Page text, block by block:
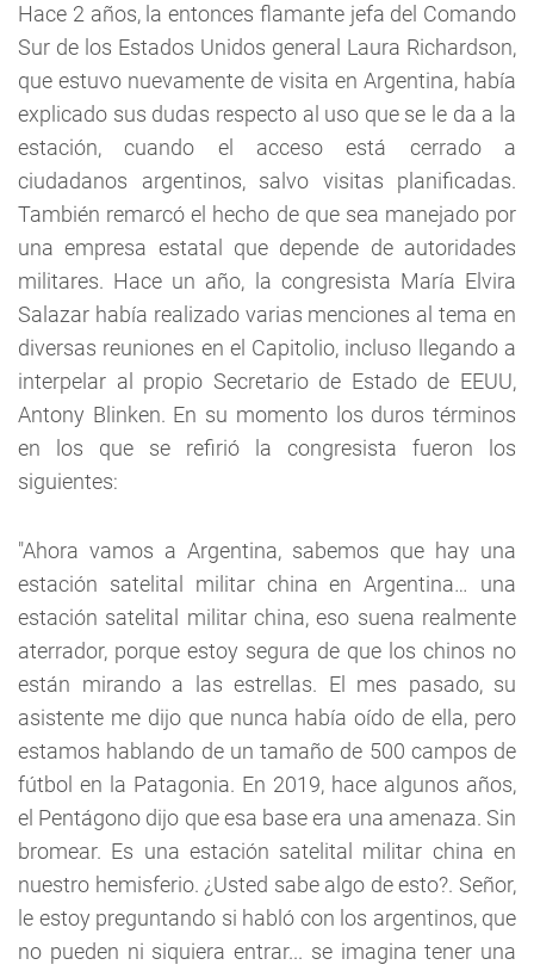
Hace 2 años, la entonces flamante jefa del Comando
Sur de los Estados Unidos general Laura Richardson,
que estuvo nuevamente de visita en Argentina, había
explicado sus dudas respecto al uso que se le da a la
estación, cuando el acceso está cerrado a
ciudadanos argentinos, salvo visitas planificadas.
También remarcó el hecho de que sea manejado por
una empresa estatal que depende de autoridades
militares. Hace un año, la congresista María Elvira
Salazar había realizado varias menciones al tema en
diversas reuniones en el Capitolio, incluso llegando a
interpelar al propio Secretario de Estado de EEUU,
Antony Blinken. En su momento los duros términos
en los que se refirió la congresista fueron los
siguientes:
"Ahora vamos a Argentina, sabemos que hay una
estación satelital militar china en Argentina… una
estación satelital militar china, eso suena realmente
aterrador, porque estoy segura de que los chinos no
están mirando a las estrellas. El mes pasado, su
asistente me dijo que nunca había oído de ella, pero
estamos hablando de un tamaño de 500 campos de
fútbol en la Patagonia. En 2019, hace algunos años,
el Pentágono dijo que esa base era una amenaza. Sin
bromear. Es una estación satelital militar china en
nuestro hemisferio. ¿Usted sabe algo de esto?. Señor,
le estoy preguntando si habló con los argentinos, que
no pueden ni siquiera entrar... se imagina tener una